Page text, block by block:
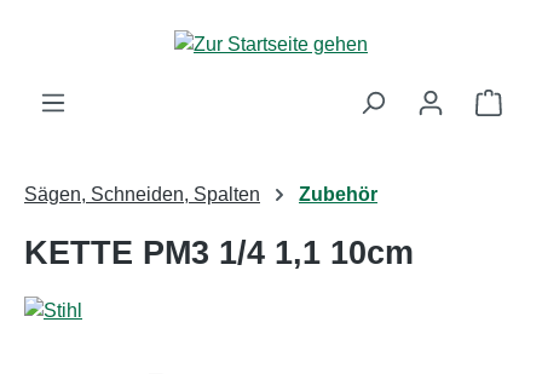
Zum Hauptinhalt springen
Sägen, Schneiden, Spalten Zubehör
KETTE PM3 1/4 1,1 10cm